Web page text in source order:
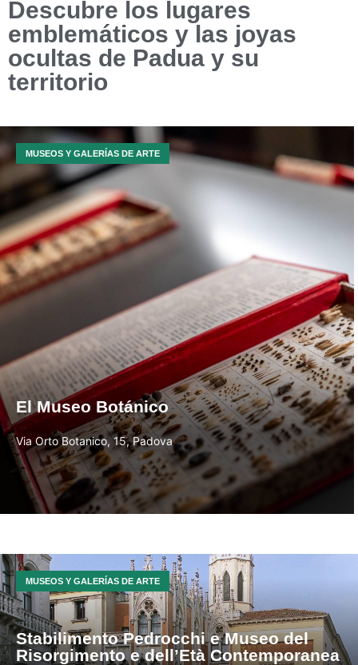
Descubre los lugares
emblemáticos y las joyas
ocultas de Padua y su
territorio
MUSEOS Y GALERÍAS DE ARTE
El Museo Botánico
Via Orto Botanico, 15, Padova
MUSEOS Y GALERÍAS DE ARTE
Stabilimento Pedrocchi e Museo del
Risorgimento e dell’Età Contemporanea